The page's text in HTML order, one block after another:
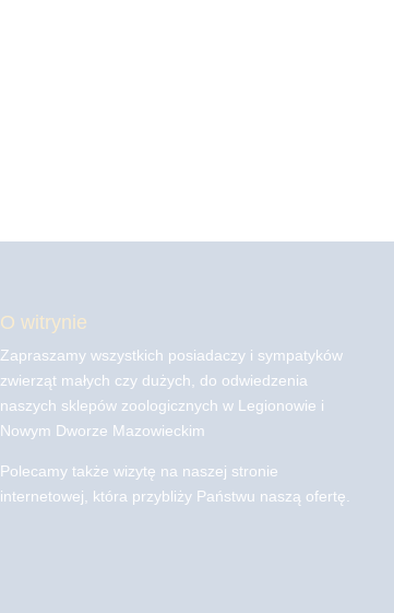
O witrynie
Zapraszamy wszystkich posiadaczy i sympatyków
zwierząt małych czy dużych, do odwiedzenia
naszych sklepów zoologicznych w Legionowie i
Nowym Dworze Mazowieckim
Polecamy także wizytę na naszej stronie
internetowej, która przybliży Państwu naszą ofertę.